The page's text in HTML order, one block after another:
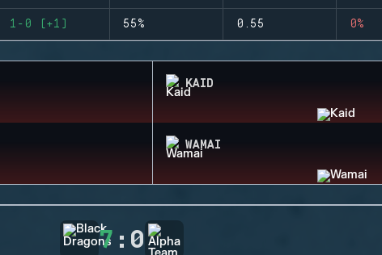
1-0 (+1) 55% 0.55 0%
KAID
WAMAI
7 : 0